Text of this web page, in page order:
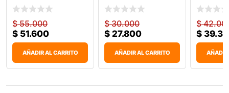
$55.000
$ 51.600
AÑADIR AL CARRITO
$30.000
$ 27.800
AÑADIR AL CARRITO
$
$
AÑADIR